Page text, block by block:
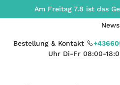
Am Freitag 7.8 ist das
News
Bestellung & Kontakt
Uhr Di-Fr 08:00-